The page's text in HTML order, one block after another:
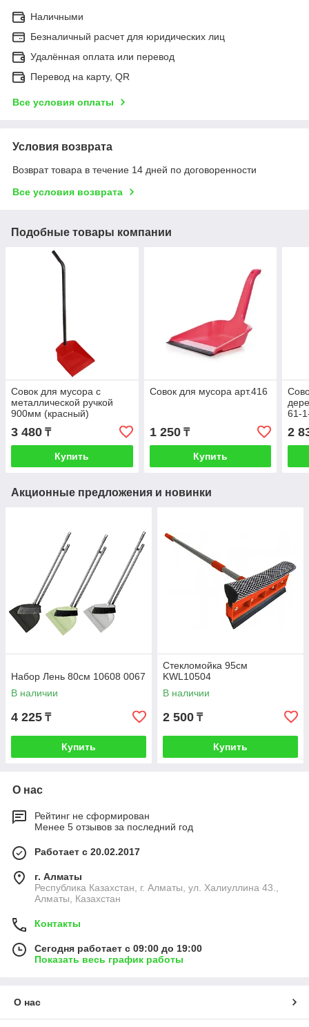
Наличными
Безналичный расчет для юридических лиц
Удалённая оплата или перевод
Перевод на карту, QR
Все условия оплаты
Условия возврата
Возврат товара в течение 14 дней по договоренности
Все условия возврата
Подобные товары компании
Совок для мусора с
металлической ручкой
900мм (красный)
3 480 ₸
Купить
Совок для мусора арт.416
1 250₸
Купить
61-
2
Акционные предложения и новинки
Набор Лень 80см 10608 0067
В наличии
4 225 ₸
Купить
Стекломойка 95см
KWL10504
В наличии
2 500 ₸
Купить
О нас
Рейтинг не сформирован
Менее 5 отзывов за последний год
Работает с 20.02.2017
г. Алматы
Республика Казахстан, г. Алматы, ул. Халиуллина 43.,
Алматы, Казахстан
Контакты
Сегодня работает с 09:00 до 19:00
Показать весь график работы
О нас